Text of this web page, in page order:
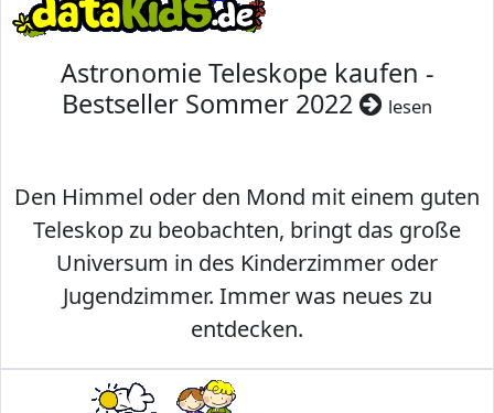
Astronomie Teleskope kaufen -
Bestseller Sommer 2022
lesen
Den Himmel oder den Mond mit einem guten
Teleskop zu beobachten, bringt das große
Universum in des Kinderzimmer oder
Jugendzimmer. Immer was neues zu
entdecken.